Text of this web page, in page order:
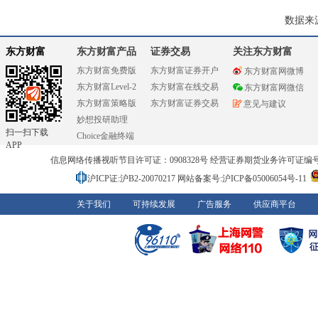
数据来
东方财富
扫一扫下载
APP
东方财富产品
东方财富免费版
东方财富Level-2
东方财富策略版
妙想投研助理
Choice金融终端
证券交易
东方财富证券开户
东方财富在线交易
东方财富证券交易
关注东方财富
东方财富网微博
东方财富网微信
意见与建议
信息网络传播视听节目许可证：0908328号 经营证券期货业务许可证编
沪ICP证:沪B2-20070217 网站备案号:沪ICP备05006054号-11
关于我们 可持续发展 广告服务 供应商平台